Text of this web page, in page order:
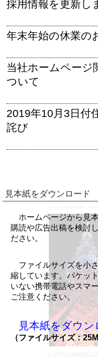
採用情報を更新し
年末年始の休業の
当社ホームページ
ついて
2019年10月3日付
詫び
見本紙をダウンロード
ホームページから見
購読や広告出稿を検討
ださい。
ファイルサイズを小
縮しています。パケッ
いない携帯電話やスマ
ご注意ください。
見本紙をダウン
（ファイルサイズ：